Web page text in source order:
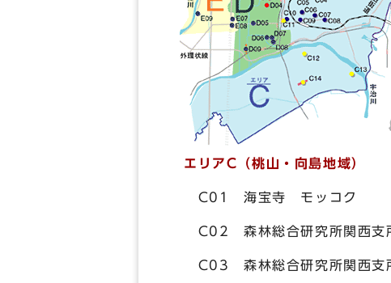
エリアC（桃山・向島地域）
C01 海宝寺 モッコク
C02 森林総合研究所関西支
C03 森林総合研究所関西支